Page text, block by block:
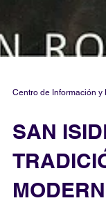
Centro de Información y
SAN